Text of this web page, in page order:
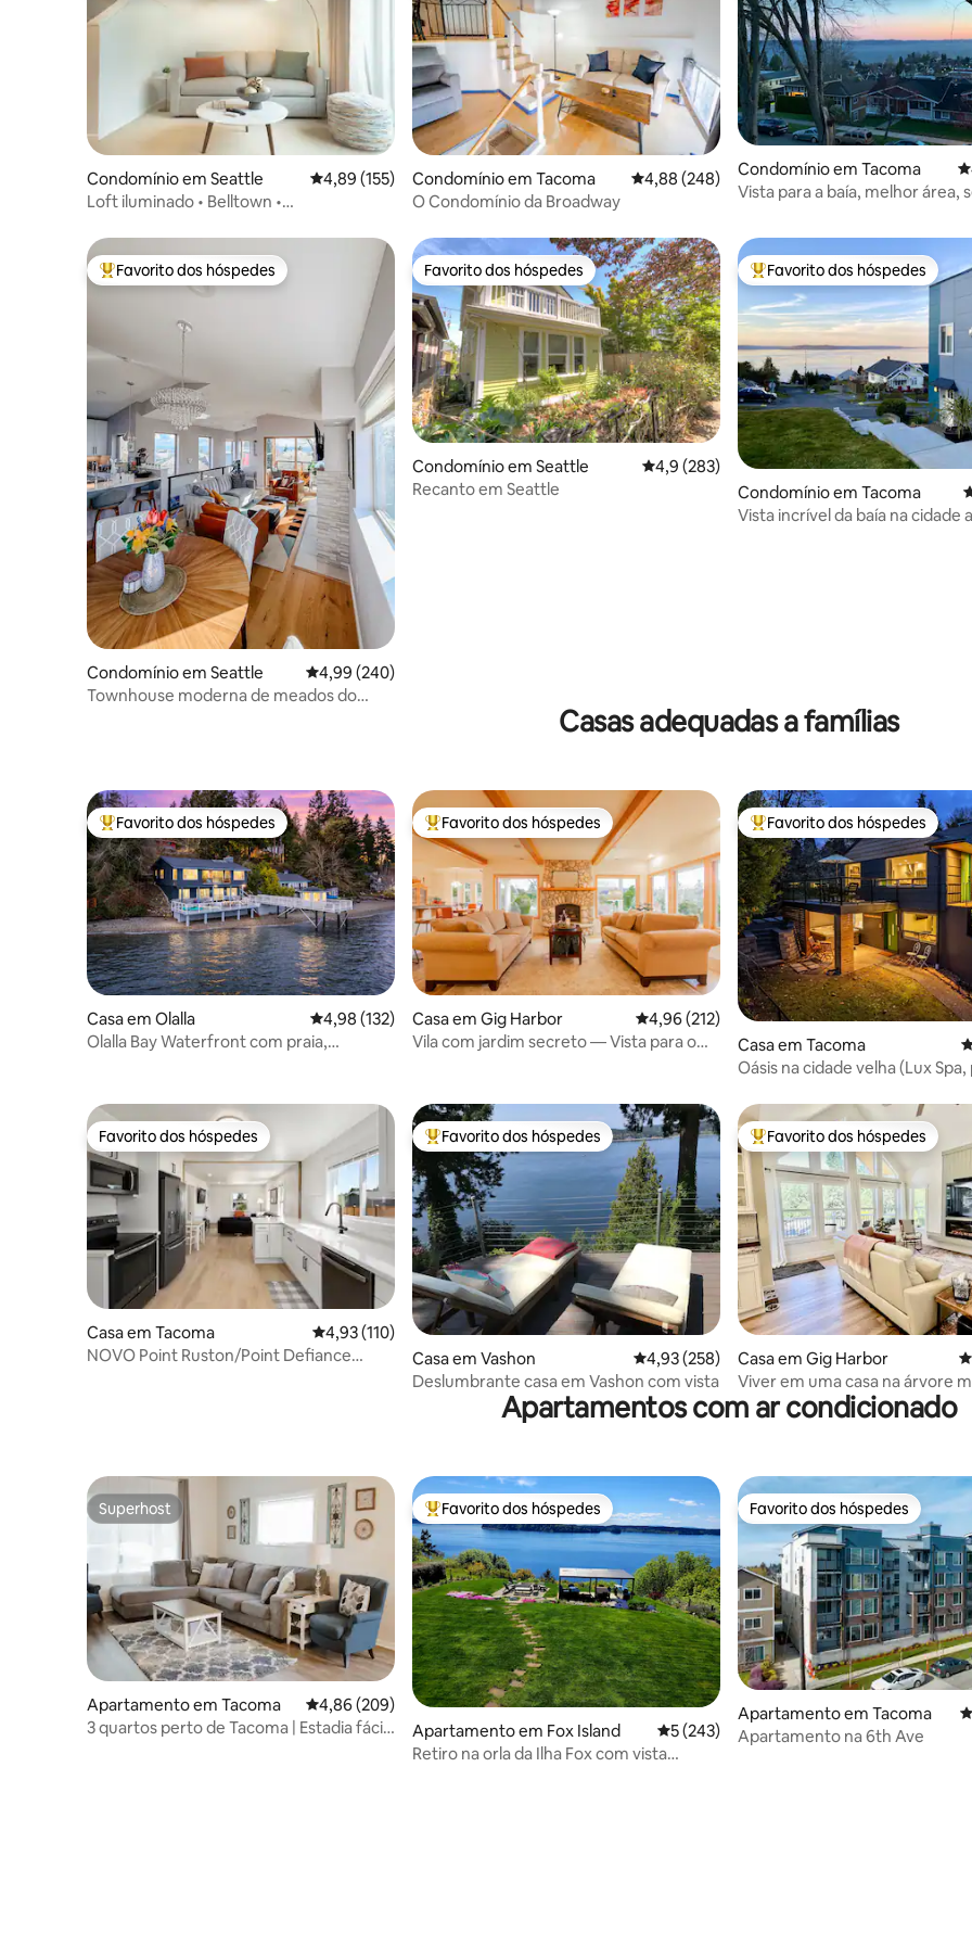
Condomínio em Seattle Classificação média de 4,89 em 5 estrelas, 155avaliações
4,89 (155)
Loft iluminado • Belltown •
Condomínio em Tacoma Classificação média de 4,88 em 5 estrelas,
4,88 (248)
O Condomínio da Broadway
Condomínio em Tacoma
Vista para a baía, melhor área,
vista
Favoritos dos hóspedes mais apreciados
Favorito dos hóspedes
Condomínio em Seattle Classificação média de 4,99 em 5 estrelas, 240avaliações
4,99 (240)
Townhouse moderna de meados do
Favorito dos hóspedes
Favorito dos hóspedes
Condomínio em Seattle Classificação média de 4,9 em 5 estrelas,
4,9 (283)
Recanto em Seattle
Favoritos dos hóspedes mais
Favorito dos hóspedes
Condomínio em Tacoma
Vista incrível da baía na cidade
Casas adequadas a famílias
Favoritos dos hóspedes mais apreciados
Favorito dos hóspedes
Casa em Olalla Classificação média de 4,98 em 5 estrelas, 132avaliações
4,98 (132)
Olalla Bay Waterfront com praia,
Favoritos dos hóspedes mais apreciados
Favorito dos hóspedes
Casa em Gig Harbor Classificação média de 4,96 em 5 estrelas,
4,96 (212)
Vila com jardim secreto — Vista para o
Favoritos dos hóspedes mais
Favorito dos hóspedes
Casa em Tacoma
Oásis na cidade velha (Lux Spa,
Favorito dos hóspedes
Favorito dos hóspedes
Casa em Tacoma Classificação média de 4,93 em 5 estrelas, 110avaliações
4,93 (110)
NOVO Point Ruston/Point Defiance
Favoritos dos hóspedes mais apreciados
Favorito dos hóspedes
Casa em Vashon Classificação média de 4,93 em 5 estrelas,
4,93 (258)
Deslumbrante casa em Vashon com vista
Favoritos dos hóspedes mais
Favorito dos hóspedes
Casa em Gig Harbor
Viver em uma casa na árvore
Apartamentos com ar condicionado
Superhost
Superhost
Apartamento em Tacoma Classificação média de 4,86 em 5 estrelas, 209avaliações
4,86 (209)
3 quartos perto de Tacoma | Estadia fácil
Favoritos dos hóspedes mais apreciados
Favorito dos hóspedes
Apartamento em Fox Island Classificação média de 5 em 5 estrelas,
5 (243)
Retiro na orla da Ilha Fox com vista
Favorito dos hóspedes
Favorito dos hóspedes
Apartamento em Tacoma
Apartamento na 6th Ave